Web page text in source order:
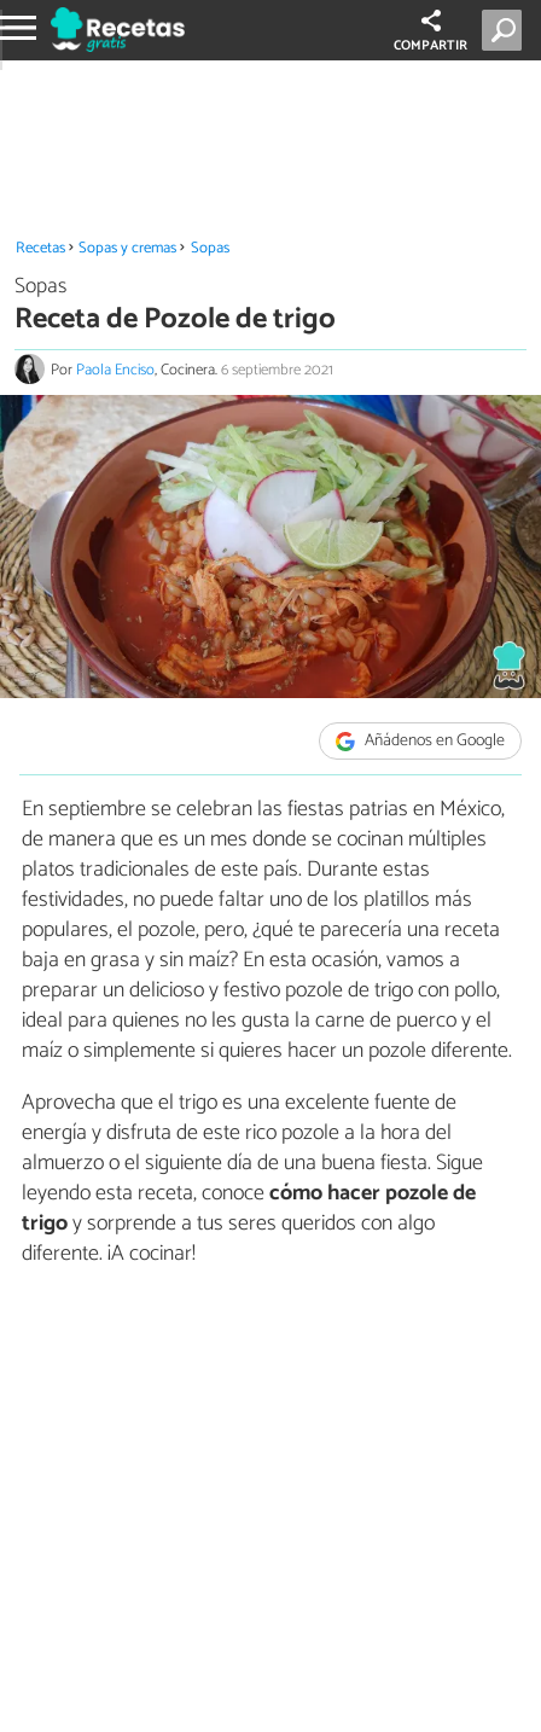
COMPARTIR
Recetas Sopas y cremas Sopas
Sopas
Receta de Pozole de trigo
PorPaola Enciso, Cocinera.6 septiembre 2021
Añádenos en Google
En septiembre se celebran las fiestas patrias en México,
de manera que es un mes donde se cocinan múltiples
platos tradicionales de este país. Durante estas
festividades, no puede faltar uno de los platillos más
populares, el pozole, pero, ¿qué te parecería una receta
baja en grasa y sin maíz? En esta ocasión, vamos a
preparar un delicioso y festivo pozole de trigo con pollo,
ideal para quienes no les gusta la carne de puerco y el
maíz o simplemente si quieres hacer un pozole diferente.
Aprovecha que el trigo es una excelente fuente de
energía y disfruta de este rico pozole a la hora del
almuerzo o el siguiente día de una buena fiesta. Sigue
leyendo esta receta, conocecómo hacer pozole de
trigoy sorprende a tus seres queridos con algo
diferente. ¡A cocinar!